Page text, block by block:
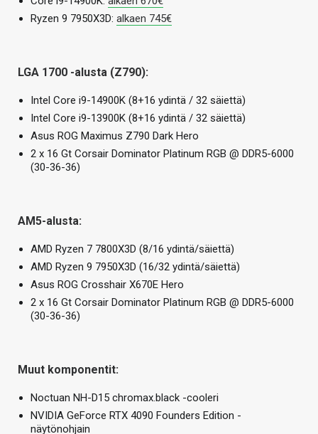
Ryzen 9 7950X3D: alkaen 745€
LGA 1700 -alusta (Z790):
Intel Core i9-14900K (8+16 ydintä / 32 säiettä)
Intel Core i9-13900K (8+16 ydintä / 32 säiettä)
Asus ROG Maximus Z790 Dark Hero
2 x 16 Gt Corsair Dominator Platinum RGB @ DDR5-6000
(30-36-36)
AM5-alusta:
AMD Ryzen 7 7800X3D (8/16 ydintä/säiettä)
AMD Ryzen 9 7950X3D (16/32 ydintä/säiettä)
Asus ROG Crosshair X670E Hero
2 x 16 Gt Corsair Dominator Platinum RGB @ DDR5-6000
(30-36-36)
Muut komponentit:
Noctuan NH-D15 chromax.black -cooleri
NVIDIA GeForce RTX 4090 Founders Edition -
näytönohjain